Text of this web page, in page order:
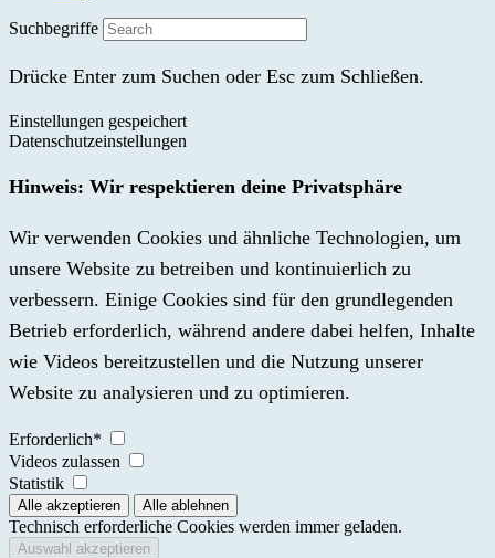
Suchbegriffe
Drücke Enter zum Suchen oder Esc zum Schließen.
Einstellungen gespeichert
Datenschutzeinstellungen
Hinweis: Wir respektieren deine Privatsphäre
Wir verwenden Cookies und ähnliche Technologien, um
unsere Website zu betreiben und kontinuierlich zu
verbessern. Einige Cookies sind für den grundlegenden
Betrieb erforderlich, während andere dabei helfen, Inhalte
wie Videos bereitzustellen und die Nutzung unserer
Website zu analysieren und zu optimieren.
Erforderlich*
Videos zulassen
Statistik
Technisch erforderliche Cookies werden immer geladen.